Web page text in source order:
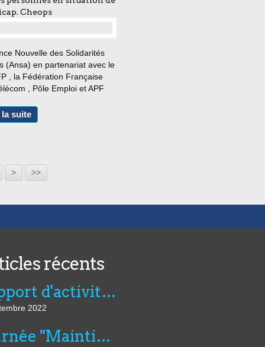
Cheops
Nouvelle des Solidarités
(Ansa) en partenariat avec le
, la Fédération Française
, Pôle Emploi et APF
sur l’utilisation du
par les personnes en
la suite
30
40
50
60
70
80
90
> >>
récents
Rapport d'activité de l'AVIE 2021
2022
Journée "Maintien dans l’emploi, compensation et innovation technologique" du 07 juillet au CNFTP